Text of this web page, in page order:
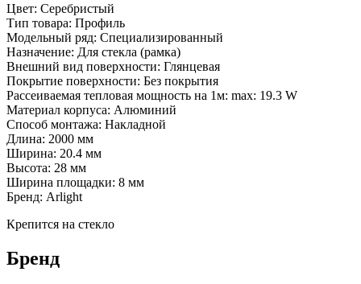
Цвет: Серебристый
Тип товара: Профиль
Модельный ряд: Специализированный
Назначение: Для стекла (рамка)
Внешний вид поверхности: Глянцевая
Покрытие поверхности: Без покрытия
Рассеиваемая тепловая мощность на 1м: max: 19.3 W
Материал корпуса: Алюминий
Способ монтажа: Накладной
Длина: 2000 мм
Ширина: 20.4 мм
Высота: 28 мм
Ширина площадки: 8 мм
Бренд: Arlight
Крепится на стекло
Бренд